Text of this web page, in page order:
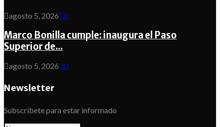
agosto 5, 2026 0
Marco Bonilla cumple: inaugura el Paso
Superior de...
agosto 5, 2026 0
Newsletter
Subscribete para estar informado